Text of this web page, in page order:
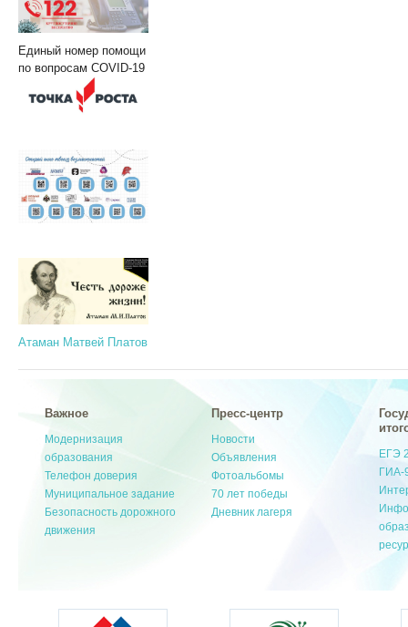
Единый номер помощи
по вопросам COVID-19
Атаман Матвей Платов
Важное
Модернизация
образования
Телефон доверия
Муниципальное задание
Безопасность дорожного
движения
Пресс-центр
Новости
Объявления
Фотоальбомы
70 лет победы
Дневник лагеря
ЕГЭ
ГИА-